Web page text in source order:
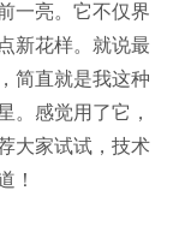
一亮。它不仅界
新花样。就说最
简直就是我这种
。感觉用了它，
大家试试，技术
！